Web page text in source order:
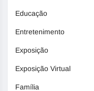
Educação
Entretenimento
Exposição
Exposição Virtual
Família